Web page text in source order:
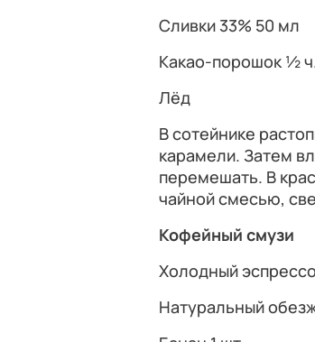
Сливки 33% 50 мл
Какао-порошок ½
Лёд
В сотейнике
карамели. Затем
перемешать. В
чайной смесью,
Кофейный смузи
Холодный
Натуральный